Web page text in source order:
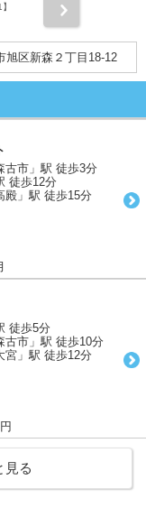
旭区新森２丁目18-12
古市」駅 徒歩3分
徒歩12分
殿」駅 徒歩15分
徒歩5分
古市」駅 徒歩10分
宮」駅 徒歩12分
見る